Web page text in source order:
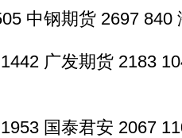
中钢期货 2697 840
广发期货 2183
国泰君安 2067